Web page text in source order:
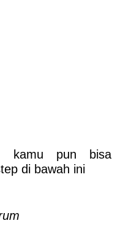
kamu pun bisa
di bawah ini